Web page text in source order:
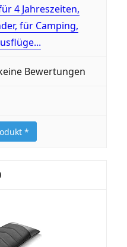
4 Jahreszeiten,
für Camping,
Bewertungen
*